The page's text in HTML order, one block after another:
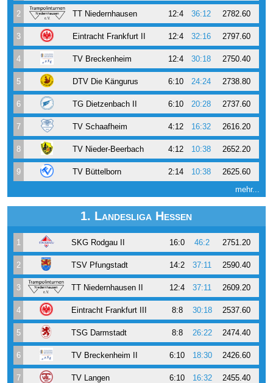
2 TT Niedernhausen 12:4 36:12 2782.60
3 Eintracht Frankfurt II 12:4 32:16 2797.60
4 TV Breckenheim 12:4 30:18 2750.40
5 DTV Die Kängurus 6:10 24:24 2738.80
6 TG Dietzenbach II 6:10 20:28 2737.60
7 TV Schaafheim 4:12 16:32 2616.20
8 TV Nieder-Beerbach 4:12 10:38 2652.20
9 TV Büttelborn 2:14 10:38
2625.60
mehr...
1. Landesliga Hessen
1 SKG Rodgau II 16:0 46:2 2751.20
2 TSV Pfungstadt 14:2 37:11 2590.40
3 TT Niedernhausen II 12:4 37:11 2609.20
4 Eintracht Frankfurt III 8:8 30:18 2537.60
5 TSG Darmstadt 8:8 26:22 2474.40
6 TV Breckenheim II 6:10 18:30 2426.60
7 TV Langen 6:10 16:32 2455.40